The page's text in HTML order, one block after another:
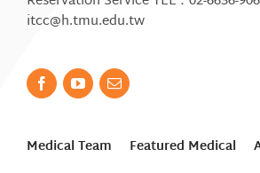
itcc@h.tmu.edu.tw
Medical Team Featured Medical